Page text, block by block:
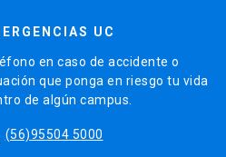
UC
en caso de accidente o
que ponga en riesgo tu vida
de algún campus.
(56)95504 5000